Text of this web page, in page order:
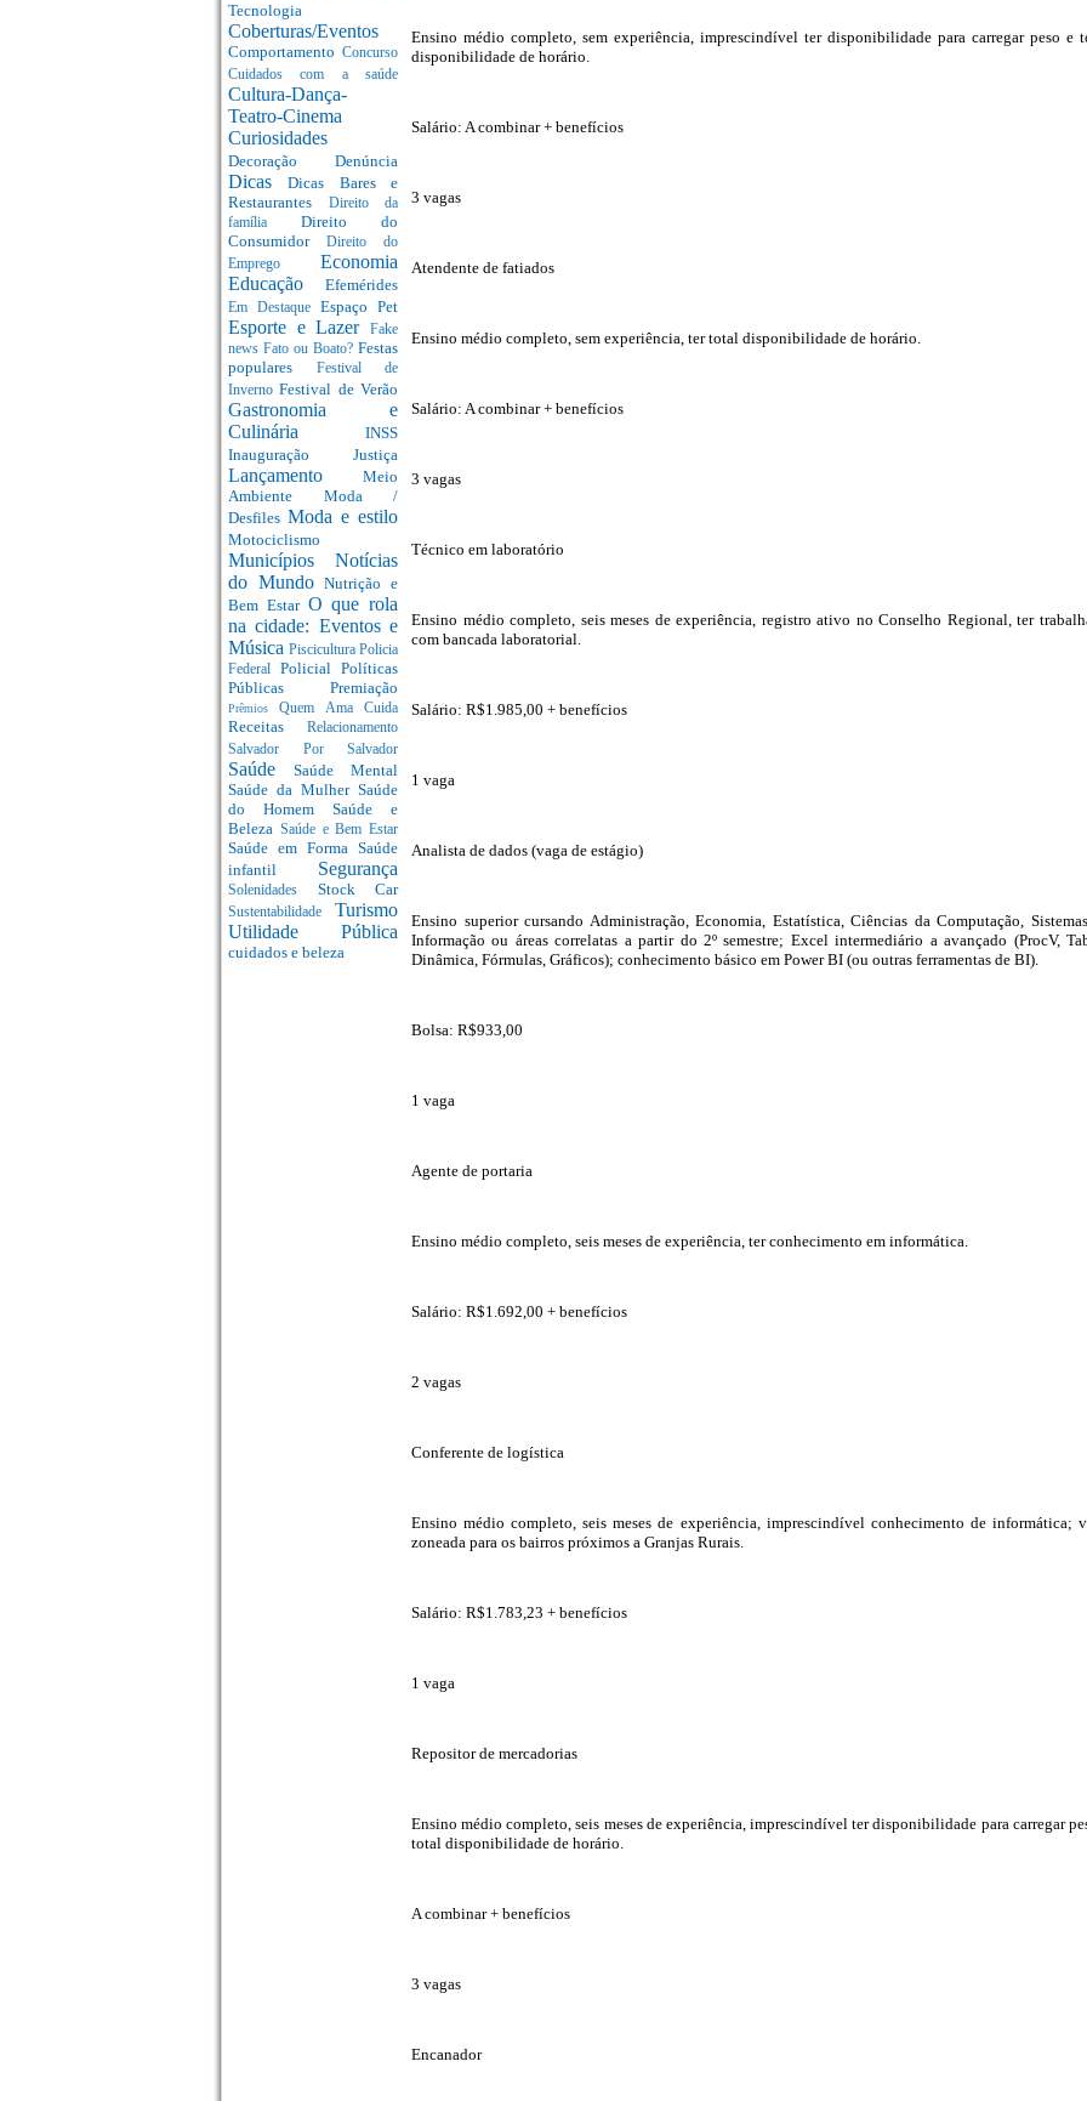
Tecnologia
Coberturas/Eventos
Comportamento Concurso
Cuidados com a saúde
Cultura-Dança-
Teatro-Cinema
Curiosidades
Decoração Denúncia
DicasDicas Bares e
Restaurantes
Direito da
família Direito do
Consumidor Direito do
Emprego Economia
Educação Efemérides
Em Destaque Espaço Pet
Esporte e Lazer
Fake
news Fato ou Boato? Festas
populares
Festival de
InvernoFestival de Verão
Gastronomia e
Culinária INSS
Inauguração Justiça
Lançamento Meio
Ambiente Moda /
Desfiles Moda e estilo
Motociclismo
Municípios Notícias
do MundoNutrição e
Bem Estar O que rola
na cidade: Eventos e
Música Piscicultura Policia
Federal Policial Políticas
Públicas Premiação
PrêmiosQuem Ama Cuida
Receitas Relacionamento
Salvador Por Salvador
Saúde Saúde Mental
Saúde da Mulher Saúde
do Homem Saúde e
Beleza Saúde e Bem Estar
Saúde em Forma Saúde
infantil Segurança
Solenidades Stock Car
Sustentabilidade Turismo
Utilidade Pública
cuidados e beleza
Ensino médio completo, sem experiência, imprescindível ter disponibilidade para carregar peso e
disponibilidade de horário.
Salário: A combinar + benefícios
3 vagas
Atendente de fatiados
Ensino médio completo, sem experiência, ter total disponibilidade de horário.
Salário: A combinar + benefícios
3 vagas
Técnico em laboratório
Ensino médio completo, seis meses de experiência, registro ativo no Conselho Regional, ter
com bancada laboratorial.
Salário: R$1.985,00 + benefícios
1 vaga
Analista de dados (vaga de estágio)
Ensino superior cursando Administração, Economia, Estatística, Ciências da Computação,
Informação ou áreas correlatas a partir do 2º semestre; Excel intermediário a avançado (ProcV,
Dinâmica, Fórmulas, Gráficos); conhecimento básico em Power BI (ou outras ferramentas de BI).
Bolsa: R$933,00
1 vaga
Agente de portaria
Ensino médio completo, seis meses de experiência, ter conhecimento em informática.
Salário: R$1.692,00 + benefícios
2 vagas
Conferente de logística
Ensino médio completo, seis meses de experiência, imprescindível conhecimento de informática;
zoneada para os bairros próximos a Granjas Rurais.
Salário: R$1.783,23 + benefícios
1 vaga
Repositor de mercadorias
Ensino médio completo, seis meses de experiência, imprescindível ter disponibilidade para carregar
total disponibilidade de horário.
A combinar + benefícios
3 vagas
Encanador